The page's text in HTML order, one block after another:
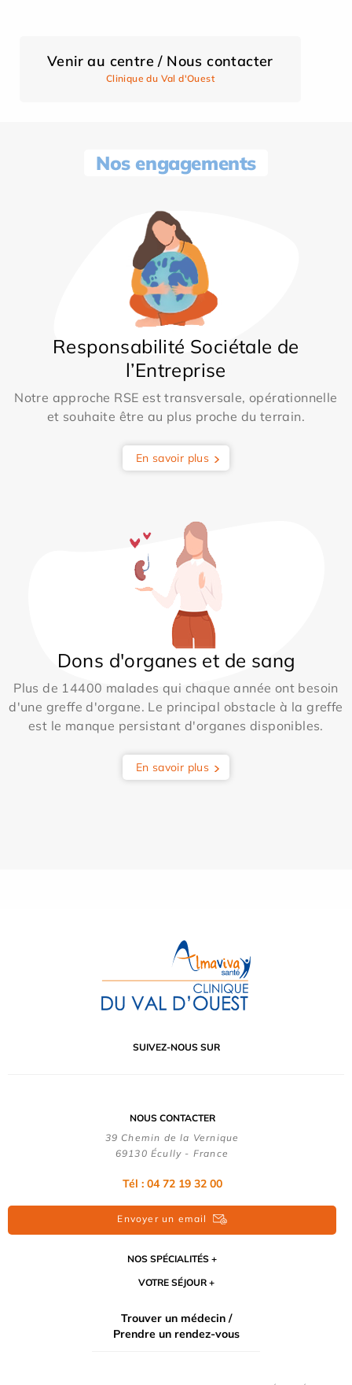
Venir au centre / Nous contacter
Clinique du Val d'Ouest
Nos engagements
Responsabilité Sociétale de
l’Entreprise
Notre approche RSE est transversale, opérationnelle
et souhaite être au plus proche du terrain.
En savoir plus
Dons d'organes et de sang
Plus de 14400 malades qui chaque année ont besoin
d'une greffe d'organe. Le principal obstacle à la greffe
est le manque persistant d'organes disponibles.
En savoir plus
SUIVEZ-NOUS SUR
NOUS CONTACTER
39 Chemin de la Vernique
69130 Écully - France
Tél : 04 72 19 32 00
Envoyer un email
NOS SPÉCIALITÉS
VOTRE SÉJOUR
Trouver un médecin /
Prendre un rendez-vous